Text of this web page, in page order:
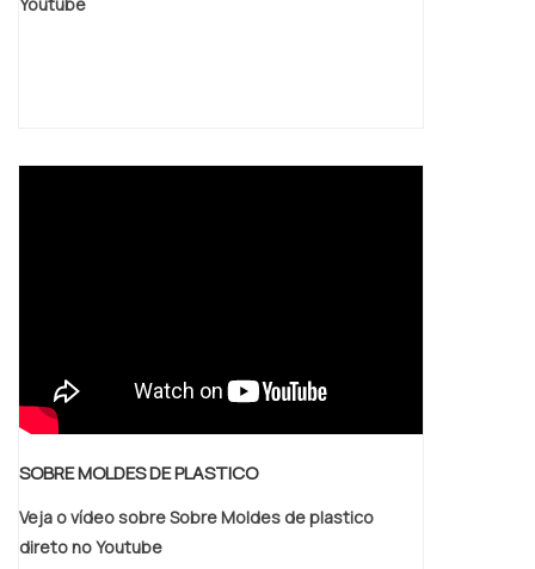
SOBRE MOLDES DE PLASTICO
Veja o vídeo sobre Sobre Moldes de plastico
direto no Youtube